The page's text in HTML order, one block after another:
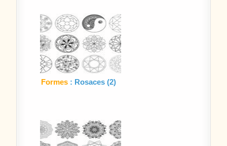
Formes : Rosaces (2)